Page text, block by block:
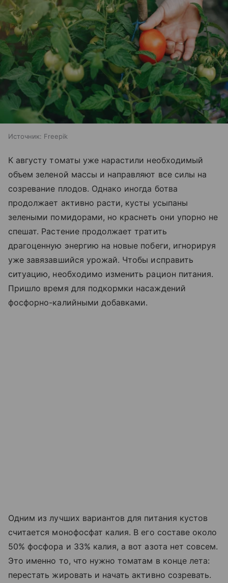
Источник: Freepik
К августу томаты уже нарастили необходимый
объем зеленой массы и направляют все силы на
созревание плодов. Однако иногда ботва
продолжает активно расти, кусты усыпаны
зелеными помидорами, но краснеть они упорно не
спешат. Растение продолжает тратить
драгоценную энергию на новые побеги, игнорируя
уже завязавшийся урожай. Чтобы исправить
ситуацию, необходимо изменить рацион питания.
Пришло время для подкормки насаждений
фосфорно-калийными добавками.
Одним из лучших вариантов для питания кустов
считается монофосфат калия. В его составе около
50% фосфора и 33% калия, а вот азота нет совсем.
Это именно то, что нужно томатам в конце лета:
перестать жировать и начать активно созревать.